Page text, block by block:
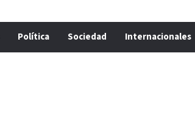
Política Sociedad Internacionales